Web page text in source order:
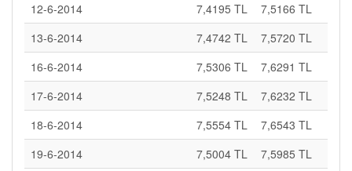
12-6-2014
7,4195 TL
7,5166 TL
13-6-2014
7,4742 TL
7,5720 TL
16-6-2014
7,5306 TL
7,6291 TL
17-6-2014
7,5248 TL
7,6232 TL
18-6-2014
7,5554 TL
7,6543 TL
19-6-2014
7,5004 TL 7,5985 TL